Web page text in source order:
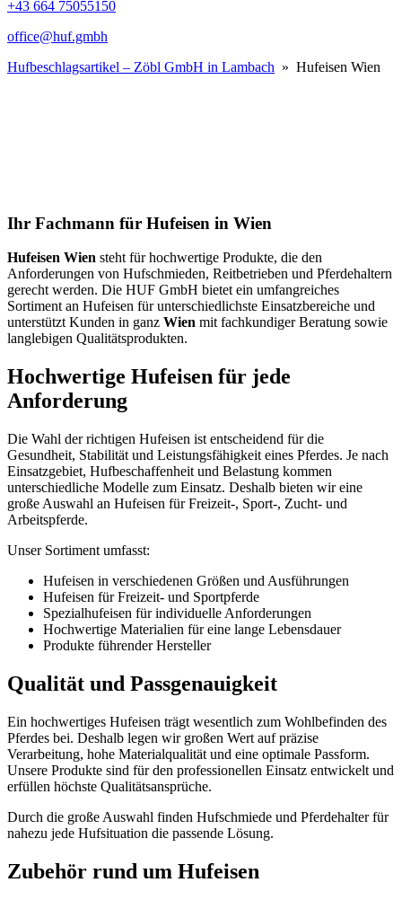
+43 664 75055150
office@huf.gmbh
Hufbeschlagsartikel – Zöbl GmbH in Lambach » Hufeisen Wien
Ihr Fachmann für Hufeisen in Wien
Hufeisen Wien steht für hochwertige Produkte, die den
Anforderungen von Hufschmieden, Reitbetrieben und Pferdehaltern
gerecht werden. Die HUF GmbH bietet ein umfangreiches
Sortiment an Hufeisen für unterschiedlichste Einsatzbereiche und
unterstützt Kunden in ganz Wien mit fachkundiger Beratung sowie
langlebigen Qualitätsprodukten.
Hochwertige Hufeisen für jede
Anforderung
Die Wahl der richtigen Hufeisen ist entscheidend für die
Gesundheit, Stabilität und Leistungsfähigkeit eines Pferdes. Je nach
Einsatzgebiet, Hufbeschaffenheit und Belastung kommen
unterschiedliche Modelle zum Einsatz. Deshalb bieten wir eine
große Auswahl an Hufeisen für Freizeit-, Sport-, Zucht- und
Arbeitspferde.
Unser Sortiment umfasst:
Hufeisen in verschiedenen Größen und Ausführungen
Hufeisen für Freizeit- und Sportpferde
Spezialhufeisen für individuelle Anforderungen
Hochwertige Materialien für eine lange Lebensdauer
Produkte führender Hersteller
Qualität und Passgenauigkeit
Ein hochwertiges Hufeisen trägt wesentlich zum Wohlbefinden des
Pferdes bei. Deshalb legen wir großen Wert auf präzise
Verarbeitung, hohe Materialqualität und eine optimale Passform.
Unsere Produkte sind für den professionellen Einsatz entwickelt und
erfüllen höchste Qualitätsansprüche.
Durch die große Auswahl finden Hufschmiede und Pferdehalter für
nahezu jede Hufsituation die passende Lösung.
Zubehör rund um Hufeisen